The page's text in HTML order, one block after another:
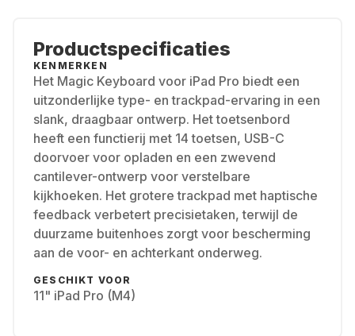
Productspecificaties
KENMERKEN
Het Magic Keyboard voor iPad Pro biedt een
uitzonderlijke type- en trackpad-ervaring in een
slank, draagbaar ontwerp. Het toetsenbord
heeft een functierij met 14 toetsen, USB-C
doorvoer voor opladen en een zwevend
cantilever-ontwerp voor verstelbare
kijkhoeken. Het grotere trackpad met haptische
feedback verbetert precisietaken, terwijl de
duurzame buitenhoes zorgt voor bescherming
aan de voor- en achterkant onderweg.
GESCHIKT VOOR
11" iPad Pro (M4)